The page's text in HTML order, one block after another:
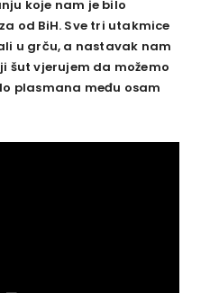
koje nam je bilo
od BiH. Sve tri utakmice
u grču, a nastavak nam
šut vjerujem da možemo
plasmana među osam